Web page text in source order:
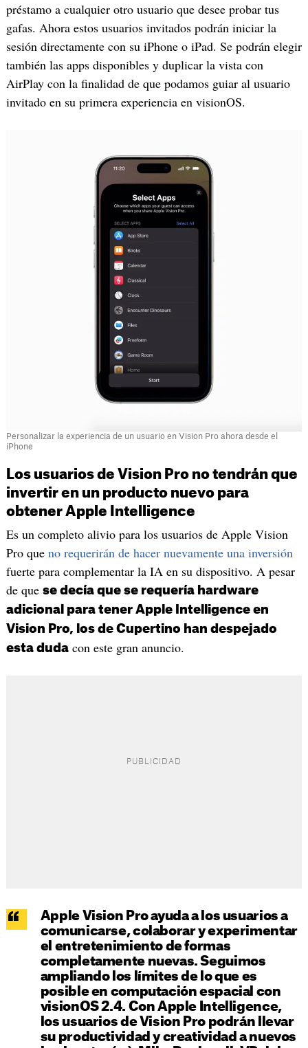
préstamo a cualquier otro usuario que desee probar tus
gafas. Ahora estos usuarios invitados podrán iniciar la
sesión directamente con su iPhone o iPad. Se podrán elegir
también las apps disponibles y duplicar la vista con
AirPlay con la finalidad de que podamos guiar al usuario
invitado en su primera experiencia en visionOS.
Personalizar la experiencia de un usuario en Vision Pro ahora desde el
iPhone
Los usuarios de Vision Pro no tendrán que
invertir en un producto nuevo para
obtener Apple Intelligence
Es un completo alivio para los usuarios de Apple Vision
Pro que no requerirán de hacer nuevamente una inversión
fuerte para complementar la IA en su dispositivo. A pesar
de que se decía que se requería hardware
adicional para tener Apple Intelligence en
Vision Pro, los de Cupertino han despejado
esta dudacon este gran anuncio.
Apple Vision Pro ayuda a los usuarios a
comunicarse, colaborar y experimentar
el entretenimiento de formas
completamente nuevas. Seguimos
ampliando los límites de lo que es
posible en computación espacial con
visionOS 2.4. Con Apple Intelligence,
los usuarios de Vision Pro podrán llevar
su productividad y creatividad a nuevos